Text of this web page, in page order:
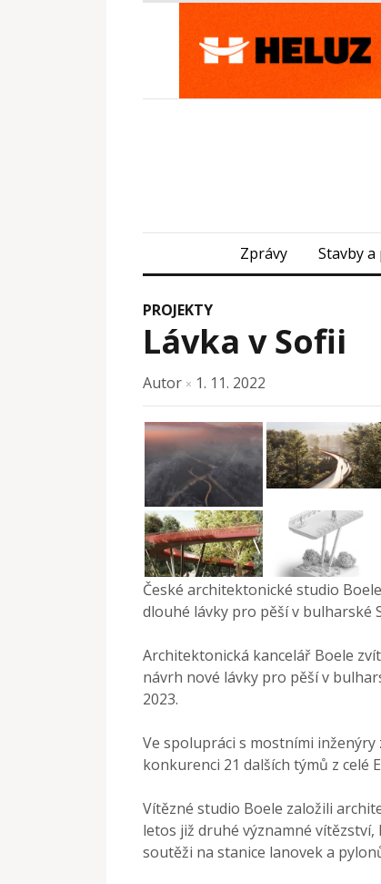
Zprávy Stavby
PROJEKTY
Lávka v Sofii
Autor × 1. 11. 2022
České architektonické studio
dlouhé lávky pro pěší v bulharské
Architektonická kancelář Boele
návrh nové lávky pro pěší v
2023.
Ve spolupráci s mostními
konkurenci 21 dalších týmů z celé
Vítězné studio Boele založili
letos již druhé významné
soutěži na stanice lanovek a